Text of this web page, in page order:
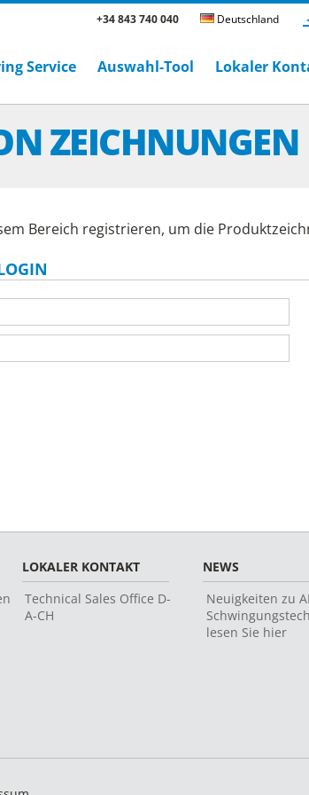
+34 843 740 040 Deutschland
Service Auswahl-Tool Lokaler
ZEICHNUNGEN
Bereich registrieren, um die
LOKALER KONTAKT
Technical Sales Office D-
A-CH
NEWS
Neuigkeiten zu
lesen Sie hier